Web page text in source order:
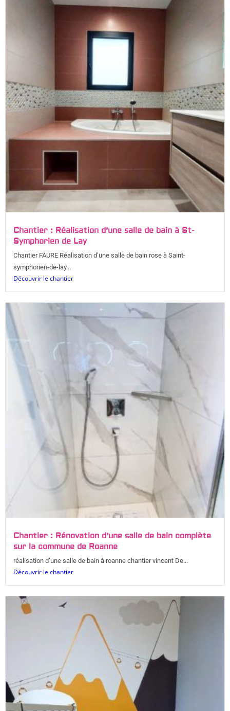
Chantier : Réalisation d’une salle de bain à St-
Symphorien de Lay
Chantier FAURE Réalisation d’une salle de bain rose à Saint-
symphorien-de-lay...
Découvrir le chantier
Chantier : Rénovation d’une salle de bain complète
sur la commune de Roanne
réalisation d’une salle de bain à roanne chantier vincent De...
Découvrir le chantier